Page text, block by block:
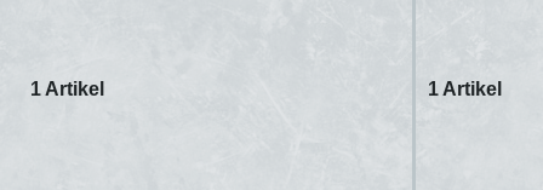
1 Artikel 1 Artikel